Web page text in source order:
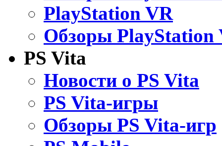
PlayStation VR
Обзоры PlayStation
PS Vita
Новости о PS Vita
PS Vita-игры
Обзоры PS Vita-игр